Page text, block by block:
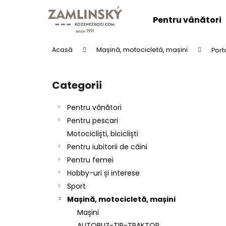
Pentru vânători
Acasă Mașină, motocicletă, mașini
Sari
categorii
Categorii
Pentru vânători
Pentru pescari
Motocicliști, bicicliști
Pentru iubitorii de câini
Pentru femei
Hobby-uri și interese
Sport
Mașină, motocicletă, mașini
Mașini
Înapoi
cumpărături
Înapoi
cumpărături
CENTURA DIN PIELE "LOVU ZDAR".
lei137,61